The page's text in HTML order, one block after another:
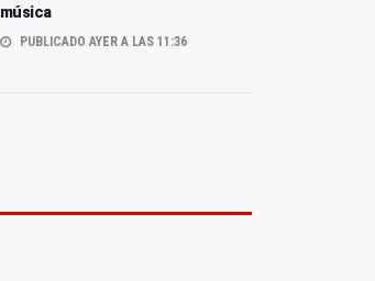
música
PUBLICADO AYER A LAS 11:36